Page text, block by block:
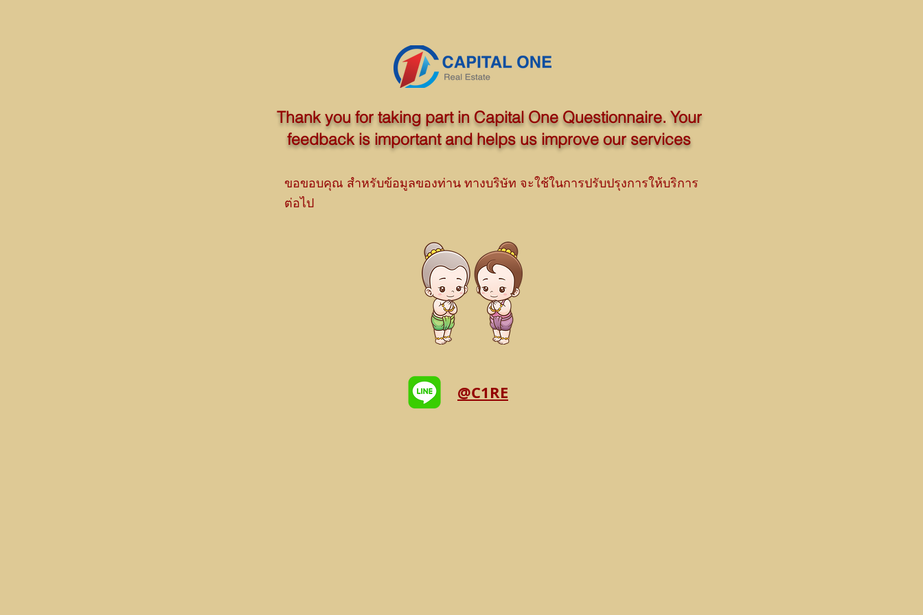
Thank you for taking part in Capital One Questionnaire. Your
feedback is important and helps us improve our services
ขอขอบคุณ สำหรับข้อมูลของท่าน ทางบริษัท จะใช้ในการปรับปรุงการให้บริการ
ต่อไป
@C1RE